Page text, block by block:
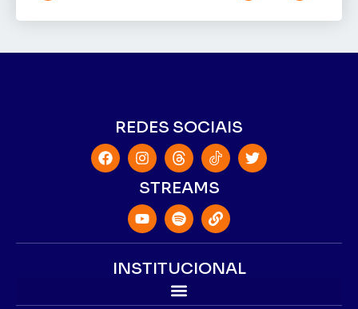
REDES SOCIAIS
STREAMS
INSTITUCIONAL